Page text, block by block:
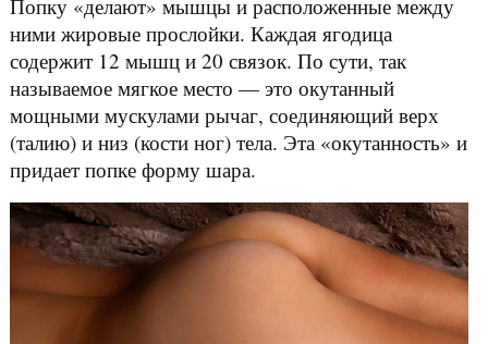
Попку «делают» мышцы и расположенные между
ними жировые прослойки. Каждая ягодица
содержит 12 мышц и 20 связок. По сути, так
называемое мягкое место — это окутанный
мощными мускулами рычаг, соединяющий верх
(талию) и низ (кости ног) тела. Эта «окутанность» и
придает попке форму шара.